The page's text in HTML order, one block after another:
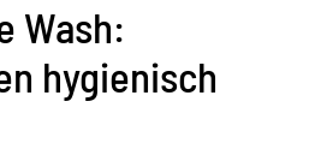
Wash:
hygienisch